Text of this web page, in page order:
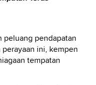
peluang pendapatan
ini, kempen
tempatan